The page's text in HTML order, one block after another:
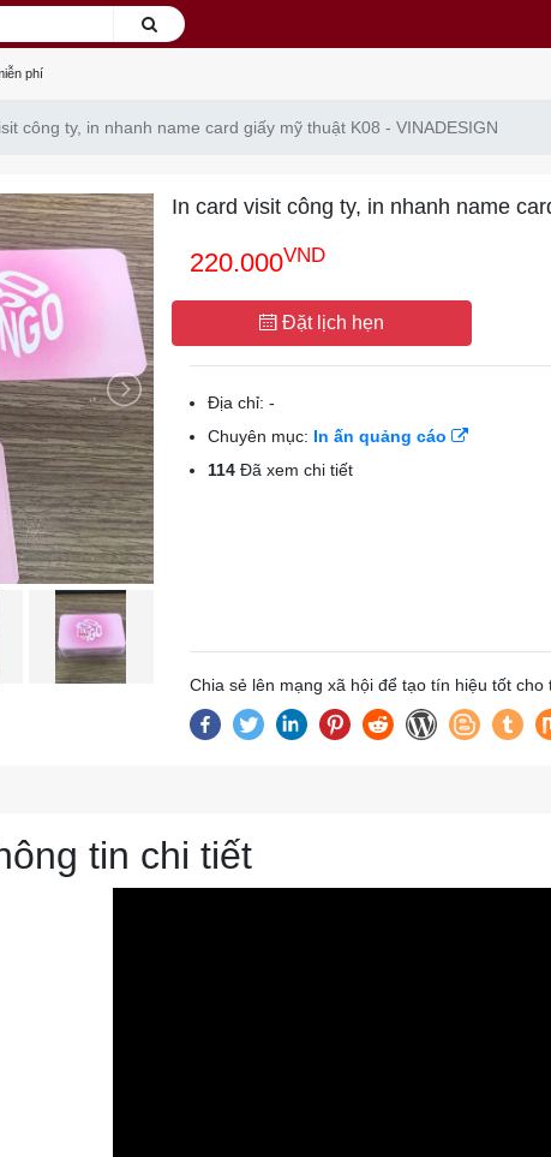
phí
công ty, in nhanh name card giấy mỹ thuật K08 - VINADESIGN
In card visit công ty, in nhanh name
220.000VND
Đặt lịch hẹn
Địa chỉ: -
Chuyên mục: In ấn quảng cáo
114Đã xem chi tiết
Chia sẻ lên mạng xã hội để tạo tín hiệu tốt cho
tin chi tiết